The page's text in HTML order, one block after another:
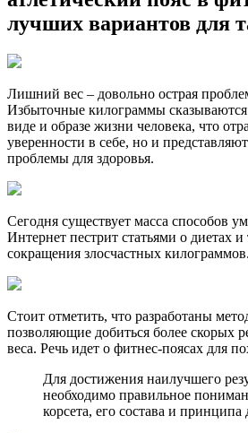
лучших вариантов для
Лишний вес – довольно острая
Избыточные килограммы
виде и образе жизни человека, что
уверенности в себе, но и
проблемы для здоровья.
Сегодня существует масса способов
Интернет пестрит статьями о диетах
сокращения злосчастных килограммов.
Стоит отметить, что разработаны
позволяющие добиться более скорых
веса. Речь идет о фитнес-поясах для
Для достижения наилучшего
необходимо правильное
корсета, его состава и принципа